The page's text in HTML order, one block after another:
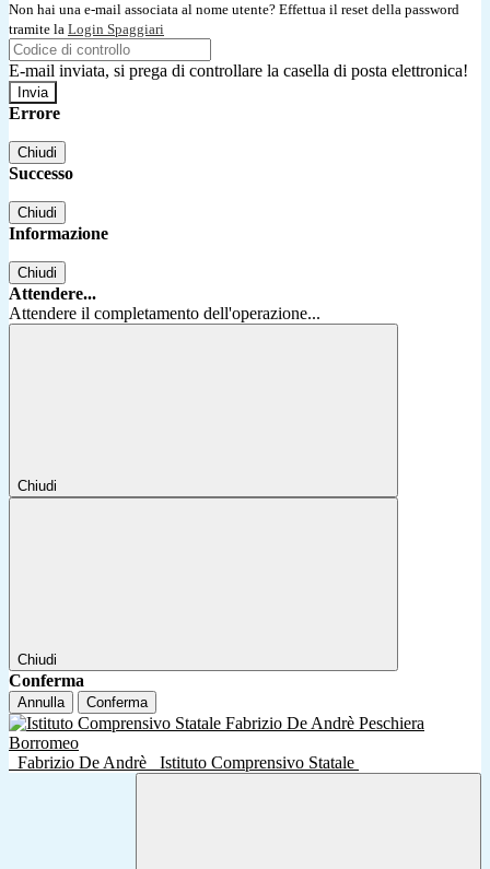
Non hai una e-mail associata al nome utente? Effettua il reset della password
tramite la Login Spaggiari
E-mail inviata, si prega di controllare la casella di posta elettronica!
Errore
Chiudi
Successo
Chiudi
Informazione
Chiudi
Attendere...
Attendere il completamento dell'operazione...
Chiudi
Chiudi
Conferma
Annulla Conferma
Fabrizio De Andrè Istituto Comprensivo Statale